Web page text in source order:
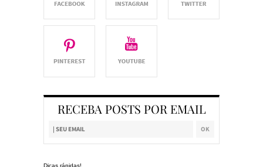
RECEBA POSTS POR EMAIL
Dicas rápidas!